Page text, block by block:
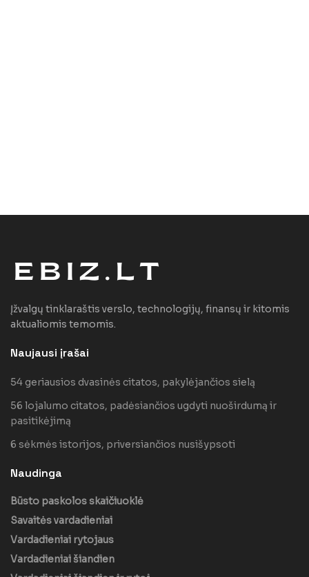
Įžvalgų tinklaraštis verslo, technologijų, finansų ir kitomis
aktualiomis temomis.
Naujausi įrašai
54 geriausios dvasinės citatos, pakylėjančios sielą
56 lojalumo citatos, padėsiančios ugdyti nuoširdumą ir
pasitikėjimą
6 sėkmės istorijos, priversiančios nusišypsoti
Naudinga
Būsto paskolos skaičiuoklė
Savaitės vardadieniai
Vardadieniai rytojaus
Vardadieniai šiandien